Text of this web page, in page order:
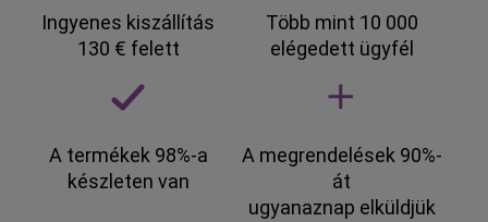
Ingyenes kiszállítás
130 € felett
Több mint 10 000
elégedett ügyfél
A termékek 98%-a
készleten van
A megrendelések 90%-
át
ugyanaznap elküldjük